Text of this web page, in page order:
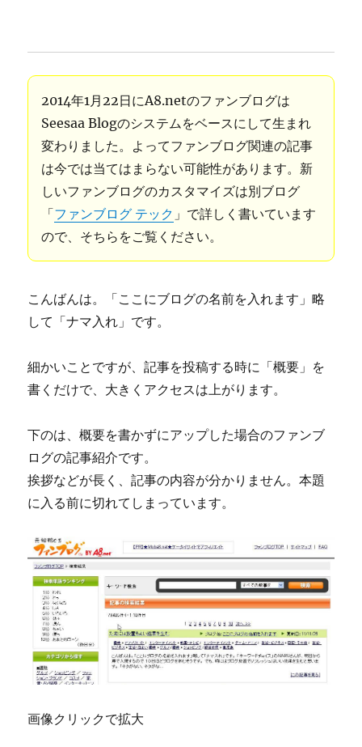
2014年1月22日にA8.netのファンブログは
Seesaa Blogのシステムをベースにして生まれ
変わりました。よってファンブログ関連の記事
は今では当てはまらない可能性があります。新
しいファンブログのカスタマイズは別ブログ
「ファンブログ テック 」で詳しく書いています
ので、そちらをご覧ください。
こんばんは。「ここにブログの名前を入れます」略
して「ナマ入れ」です。
細かいことですが、記事を投稿する時に「概要」を
書くだけで、大きくアクセスは上がります。
下のは、概要を書かずにアップした場合のファンブ
ログの記事紹介です。
挨拶などが長く、記事の内容が分かりません。本題
に入る前に切れてしまっています。
画像クリックで拡大